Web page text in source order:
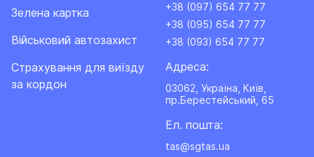
Зелена картка
Військовий автозахист
Cтрахування для виїзду
за кордон
+38 (097) 654 77 77
+38 (095) 654 77 77
+38 (093) 654 77 77
Адреса:
03062, Україна, Київ,
пр.Берестейський, 65
Ел. пошта:
tas@sgtas.ua